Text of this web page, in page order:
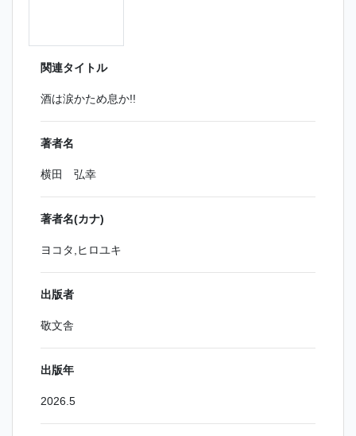
関連タイトル
酒は涙かため息か!!
著者名
横田 弘幸
著者名(カナ)
ヨコタ,ヒロユキ
出版者
敬文舎
出版年
2026.5